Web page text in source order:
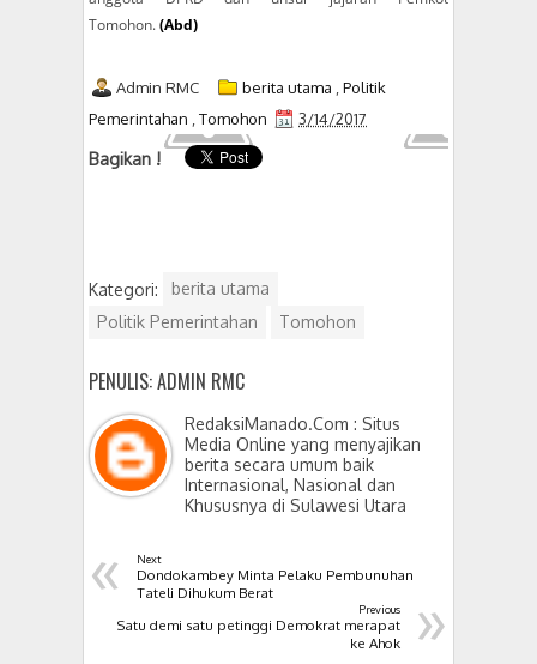
Tomohon.(Abd)
Admin RMC berita utama
Politik
Pemerintahan
Tomohon 3/14/2017
Bagikan !
Kategori:
berita utama
Politik Pemerintahan
Tomohon
PENULIS: ADMIN RMC
RedaksiManado.Com : Situs
Media Online yang menyajikan
berita secara umum baik
Internasional, Nasional dan
Khususnya di Sulawesi Utara
« Next
Dondokambey Minta Pelaku Pembunuhan
Tateli Dihukum Berat
»
Previous
Satu demi satu petinggi Demokrat merapat
ke Ahok